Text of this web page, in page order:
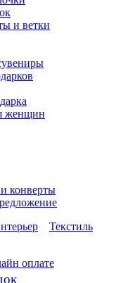
и ветки
женщин
конверты
Текстиль